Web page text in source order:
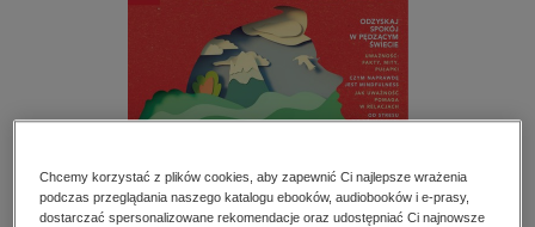
komputery, internet, technologie, informatyka
kobiece, lifestyle, kultura
polityka, społeczno-informacyjne
inne
popularno-naukowe
Chcemy korzystać z plików cookies, aby zapewnić Ci najlepsze wrażenia
podczas przeglądania naszego katalogu ebooków, audiobooków i e-prasy,
dostarczać spersonalizowane rekomendacje oraz udostępniać Ci najnowsze